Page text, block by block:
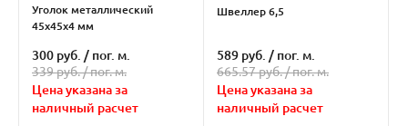
Уголок металлический
45х45х4 мм
300 руб. / пог. м.
339 руб. /пог. м.
Цена указана за
наличный расчет
Швеллер 6,5
589 руб. / пог. м.
665.57 руб. /пог. м.
Цена указана за
наличный расчет